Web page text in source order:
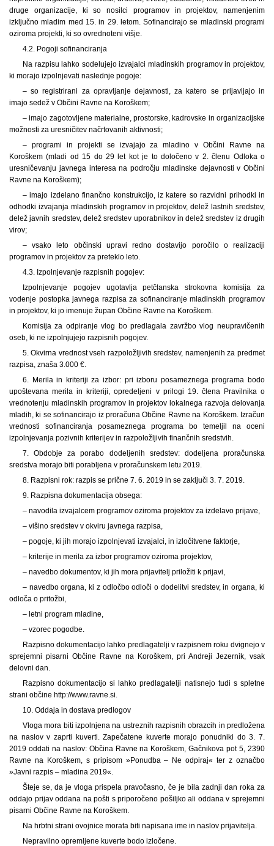
druge organizacije, ki so nosilci programov in projektov, namenjenim
izključno mladim med 15. in 29. letom. Sofinancirajo se mladinski programi
oziroma projekti, ki so ovrednoteni višje.
4.2. Pogoji sofinanciranja
Na razpisu lahko sodelujejo izvajalci mladinskih programov in projektov,
ki morajo izpolnjevati naslednje pogoje:
– so registrirani za opravljanje dejavnosti, za katero se prijavljajo in
imajo sedež v Občini Ravne na Koroškem;
– imajo zagotovljene materialne, prostorske, kadrovske in organizacijske
možnosti za uresničitev načrtovanih aktivnosti;
– programi in projekti se izvajajo za mladino v Občini Ravne na
Koroškem (mladi od 15 do 29 let kot je to določeno v 2. členu Odloka o
uresničevanju javnega interesa na področju mladinske dejavnosti v Občini
Ravne na Koroškem);
– imajo izdelano finančno konstrukcijo, iz katere so razvidni prihodki in
odhodki izvajanja mladinskih programov in projektov, delež lastnih sredstev,
delež javnih sredstev, delež sredstev uporabnikov in delež sredstev iz drugih
virov;
– vsako leto občinski upravi redno dostavijo poročilo o realizaciji
programov in projektov za preteklo leto.
4.3. Izpolnjevanje razpisnih pogojev:
Izpolnjevanje pogojev ugotavlja petčlanska strokovna komisija za
vodenje postopka javnega razpisa za sofinanciranje mladinskih programov
in projektov, ki jo imenuje župan Občine Ravne na Koroškem.
Komisija za odpiranje vlog bo predlagala zavržbo vlog neupravičenih
oseb, ki ne izpolnjujejo razpisnih pogojev.
5. Okvirna vrednost vseh razpoložljivih sredstev, namenjenih za predmet
razpisa, znaša 3.000 €.
6. Merila in kriteriji za izbor: pri izboru posameznega programa bodo
upoštevana merila in kriteriji, opredeljeni v prilogi 19. člena Pravilnika o
vrednotenju mladinskih programov in projektov lokalnega razvoja delovanja
mladih, ki se sofinancirajo iz proračuna Občine Ravne na Koroškem. Izračun
vrednosti sofinanciranja posameznega programa bo temeljil na oceni
izpolnjevanja pozivnih kriterijev in razpoložljivih finančnih sredstvih.
7. Obdobje za porabo dodeljenih sredstev: dodeljena proračunska
sredstva morajo biti porabljena v proračunskem letu 2019.
8. Razpisni rok: razpis se prične 7. 6. 2019 in se zaključi 3. 7. 2019.
9. Razpisna dokumentacija obsega:
– navodila izvajalcem programov oziroma projektov za izdelavo prijave,
– višino sredstev v okviru javnega razpisa,
– pogoje, ki jih morajo izpolnjevati izvajalci, in izločitvene faktorje,
– kriterije in merila za izbor programov oziroma projektov,
– navedbo dokumentov, ki jih mora prijavitelj priložiti k prijavi,
– navedbo organa, ki z odločbo odloči o dodelitvi sredstev, in organa, ki
odloča o pritožbi,
– letni program mladine,
– vzorec pogodbe.
Razpisno dokumentacijo lahko predlagatelji v razpisnem roku dvignejo v
sprejemni pisarni Občine Ravne na Koroškem, pri Andreji Jezernik, vsak
delovni dan.
Razpisno dokumentacijo si lahko predlagatelji natisnejo tudi s spletne
strani občine http://www.ravne.si.
10. Oddaja in dostava predlogov
Vloga mora biti izpolnjena na ustreznih razpisnih obrazcih in predložena
na naslov v zaprti kuverti. Zapečatene kuverte morajo ponudniki do 3. 7.
2019 oddati na naslov: Občina Ravne na Koroškem, Gačnikova pot 5, 2390
Ravne na Koroškem, s pripisom »Ponudba – Ne odpiraj« ter z označbo
»Javni razpis – mladina 2019«.
Šteje se, da je vloga prispela pravočasno, če je bila zadnji dan roka za
oddajo prijav oddana na pošti s priporočeno pošiljko ali oddana v sprejemni
pisarni Občine Ravne na Koroškem.
Na hrbtni strani ovojnice morata biti napisana ime in naslov prijavitelja.
Nepravilno opremljene kuverte bodo izločene.